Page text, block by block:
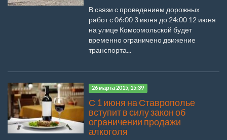
В связи с проведением дорожных
работ с 06:00 3 июня до 24:00 12 июня
на улице Комсомольской будет
временно ограничено движение
транспорта...
26 марта 2015, 15:39
С 1 июня на Ставрополье
вступит в силу закон об
ограничении продажи
алкоголя